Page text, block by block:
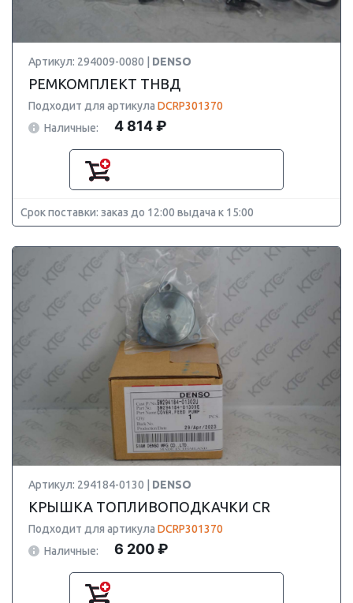
Артикул: 294009-0080 | DENSO
РЕМКОМПЛЕКТ ТНВД
Подходит для артикула DCRP301370
Наличные:
4 814 ₽
Срок поставки: заказ до 12:00 выдача к 15:00
Артикул: 294184-0130 | DENSO
КРЫШКА ТОПЛИВОПОДКАЧКИ CR
Подходит для артикула DCRP301370
Наличные:
6 200 ₽